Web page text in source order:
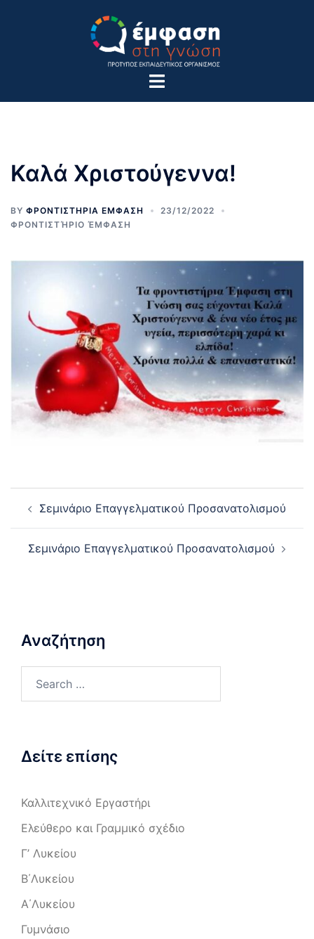
Toggle
Καλά Χριστούγεννα!
BY ΦΡΟΝΤΙΣΤΗΡΙΑ ΕΜΦΑΣΗ
23/12/2022
ΦΡΟΝΤΙΣΤΉΡΙΟ ΈΜΦΑΣΗ
navigation
Σεμινάριο Επαγγελματικού Προσανατολισμού
Σεμινάριο Επαγγελματικού Προσανατολισμού
Αναζήτηση
Δείτε επίσης
Καλλιτεχνικό Εργαστήρι
Ελεύθερο και Γραμμικό σχέδιο
Γ’ Λυκείου
Β΄Λυκείου
Α΄Λυκείου
Γυμνάσιο